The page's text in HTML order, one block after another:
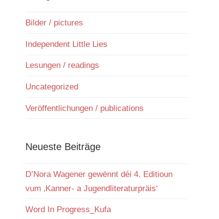
Bilder / pictures
Independent Little Lies
Lesungen / readings
Uncategorized
Veröffentlichungen / publications
Neueste Beiträge
D’Nora Wagener gewënnt déi 4. Editioun
vum ‚Kanner- a Jugendliteraturpräis‘
Word In Progress_Kufa